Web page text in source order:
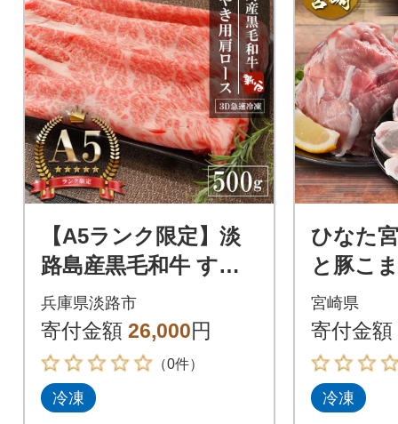
【A5ランク限定】淡
路島産黒毛和牛 すき
やき用肩ロース 500g
aa16024
兵庫県淡路市
寄付金額 26,000円
（0件）
冷凍
ひなた
と豚こ
ティ 食
合計
スライ
宮崎県
寄付金額
冷凍